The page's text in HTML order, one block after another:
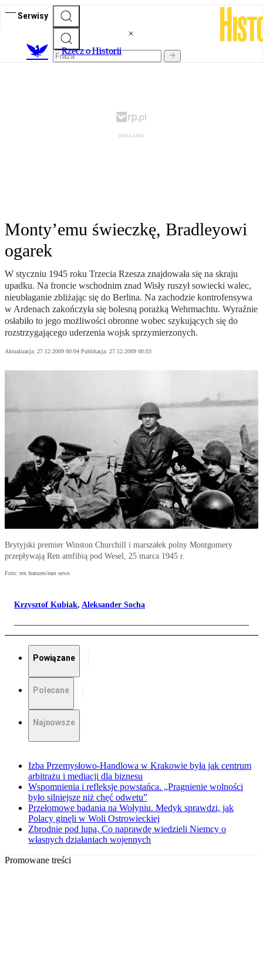
Serwisy
Rzecz o Historii
Monty’emu świeczkę, Bradleyowi
ogarek
W styczniu 1945 roku Trzecia Rzesza znajdowała się na skraju
upadku. Na froncie wschodnim znad Wisły ruszył sowiecki walec,
nieubłaganie zbliżając się do Berlina. Na zachodzie kontrofensywa
w Ardenach zakończyła się bolesną porażką Wehrmachtu. Wyraźnie
osłabiło to jego możliwości obronne wobec szykujących się do
rozstrzygającego uderzenia wojsk sprzymierzonych.
Aktualizacja: 27.12.2009 00:04 Publikacja: 27.12.2009 00:03
Brytyjski premier Winston Churchill i marszałek polny Montgomery
przepływają Ren amfibią pod Wesel, 25 marca 1945 r.
Foto: rex features/east news
Krzysztof Kubiak, Aleksander Socha
Powiązane
Polecane
Najnowsze
Izba Przemysłowo-Handlowa w Krakowie była jak centrum
arbitrażu i mediacji dla biznesu
Wspomnienia i refleksje powstańca. „Pragnienie wolności
było silniejsze niż chęć odwetu”
Przełomowe badania na Wołyniu. Medyk sprawdzi, jak
Polacy ginęli w Woli Ostrowieckiej
Zbrodnie pod lupą. Co naprawdę wiedzieli Niemcy o
własnych działaniach wojennych
Promowane treści